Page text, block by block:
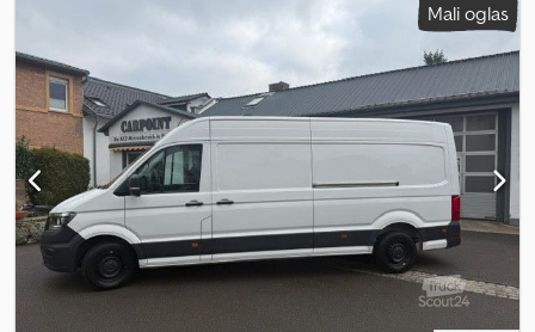
Mali oglas